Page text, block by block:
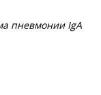
пневмонии IgA